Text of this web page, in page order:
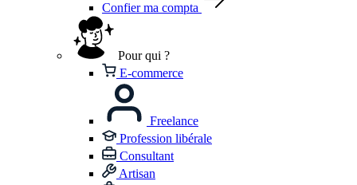
Confier ma compta
Pour qui ?
E-commerce
Freelance
Profession libérale
Consultant
Artisan